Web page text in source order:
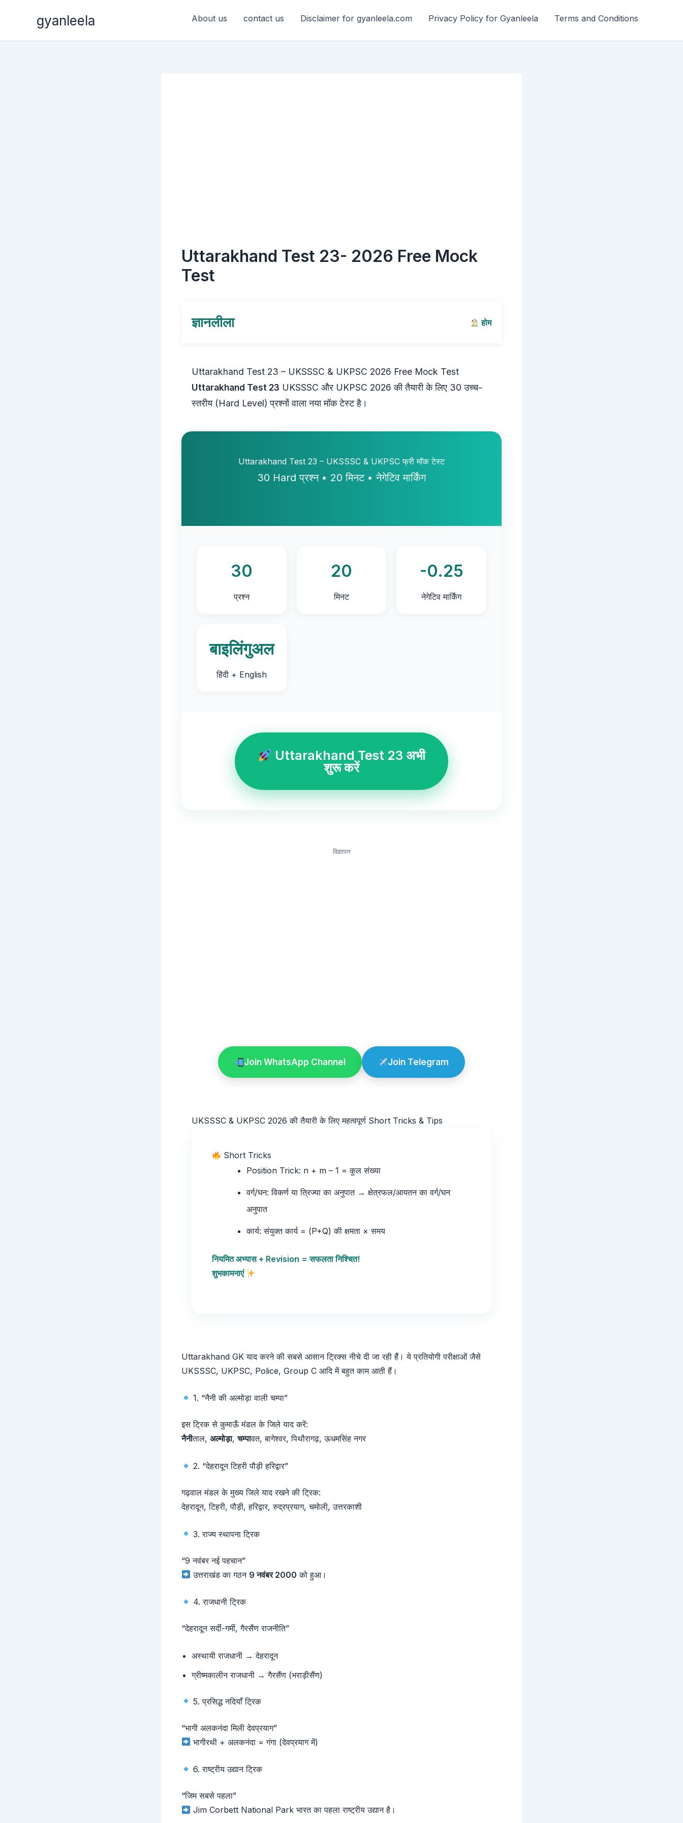
gyanleela About us contact us Disclaimer for gyanleela.com Privacy Policy for Gyanleela Terms and Conditions
Uttarakhand Test 23- 2026 Free Mock
Test
ज्ञानलीला होम
Uttarakhand Test 23 – UKSSSC & UKPSC 2026 Free Mock Test
Uttarakhand Test 23 UKSSSC और UKPSC 2026 की तैयारी के लिए 30 उच्च-
स्तरीय (Hard Level) प्रश्नों वाला नया मॉक टेस्ट है।
Uttarakhand Test 23 – UKSSSC & UKPSC फ्री मॉक टेस्ट
30 Hard प्रश्न • 20 मिनट • नेगेटिव मार्किंग
30
प्रश्न
20
मिनट
-0.25
नेगेटिव मार्किंग
बाइलिंगुअल
हिंदी + English
Uttarakhand Test 23 अभी
शुरू करें
विज्ञापन
Join WhatsApp Channel Join Telegram
UKSSSC & UKPSC 2026 की तैयारी के लिए महत्वपूर्ण Short Tricks & Tips
Short Tricks
Position Trick: n + m – 1 = कुल संख्या
वर्ग/घन: विकर्ण या त्रिज्या का अनुपात → क्षेत्रफल/आयतन का वर्ग/घन
अनुपात
कार्य: संयुक्त कार्य = (P+Q) की क्षमता × समय
नियमित अभ्यास + Revision = सफलता निश्चित!
शुभकामनाएं
Uttarakhand GK याद करने की सबसे आसान ट्रिक्स नीचे दी जा रही हैं। ये प्रतियोगी परीक्षाओं जैसे
UKSSSC, UKPSC, Police, Group C आदि में बहुत काम आती हैं।
1. “नैनी की अल्मोड़ा वाली चम्पा”
इस ट्रिक से कुमाऊँ मंडल के जिले याद करें:
नैनीताल, अल्मोड़ा,चम्पावत, बागेश्वर, पिथौरागढ़, ऊधमसिंह नगर
2. “देहरादून टिहरी पौड़ी हरिद्वार”
गढ़वाल मंडल के मुख्य जिले याद रखने की ट्रिक:
देहरादून, टिहरी, पौड़ी, हरिद्वार, रुद्रप्रयाग, चमोली, उत्तरकाशी
3. राज्य स्थापना ट्रिक
“9 नवंबर नई पहचान”
उत्तराखंड का गठन 9 नवंबर 2000 को हुआ।
4. राजधानी ट्रिक
“देहरादून सर्दी-गर्मी, गैरसैंण राजनीति”
अस्थायी राजधानी → देहरादून
ग्रीष्मकालीन राजधानी → गैरसैंण (भराड़ीसैंण)
5. प्रसिद्ध नदियाँ ट्रिक
“भागी अलकनंदा मिली देवप्रयाग”
भागीरथी + अलकनंदा = गंगा (देवप्रयाग में)
6. राष्ट्रीय उद्यान ट्रिक
“जिम सबसे पहला”
Jim Corbett National Park भारत का पहला राष्ट्रीय उद्यान है।